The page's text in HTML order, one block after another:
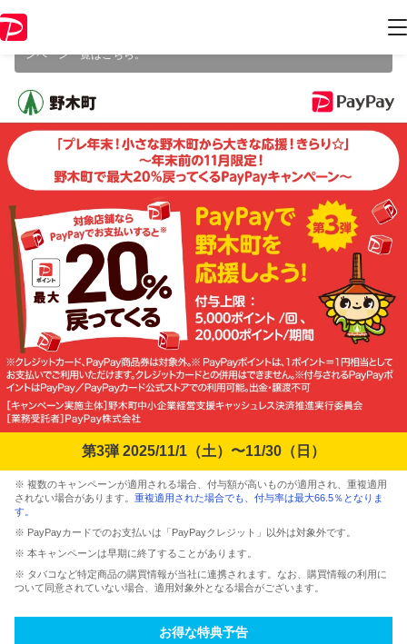
ージ内の情報はキャンペーン終了時点のものになります。
ンペーン一覧はこちら。
第3弾 2025/11/1（土）〜11/30（日）
※ 複数のキャンペーンが適用される場合、付与額が高いものが適用され、重複適用
されない場合があります。 重複適用された場合でも、付与率は最大66.5％となりま
す。
※ PayPayカードでのお支払いは「PayPayクレジット」以外は対象外です。
※ 本キャンペーンは早期に終了することがあります。
※ タバコなど特定商品の購買情報が当社に連携されます。なお、購買情報の利用に
ついて同意されていない場合、適用対象外となる場合がございます。
お得な特典予告